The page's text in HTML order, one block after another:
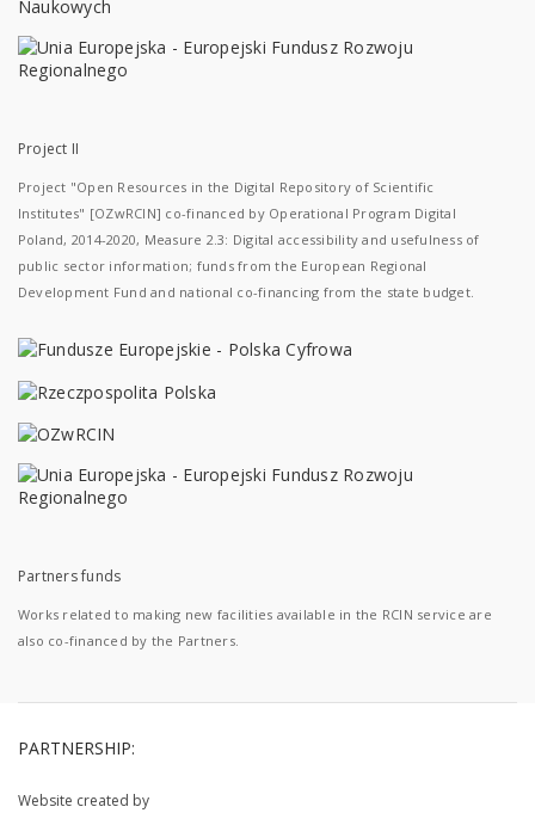
Project II
Project "Open Resources in the Digital Repository of Scientific
Institutes" [OZwRCIN] co-financed by Operational Program Digital
Poland, 2014-2020, Measure 2.3: Digital accessibility and usefulness of
public sector information; funds from the European Regional
Development Fund and national co-financing from the state budget.
Partners funds
Works related to making new facilities available in the RCIN service are
also co-financed by the Partners.
PARTNERSHIP:
Website created by